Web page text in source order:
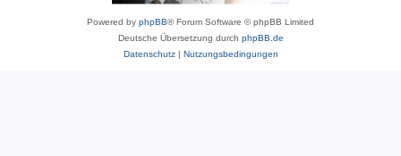
Powered by phpBB® Forum Software © phpBB Limited
Deutsche Übersetzung durch phpBB.de
Datenschutz| Nutzungsbedingungen